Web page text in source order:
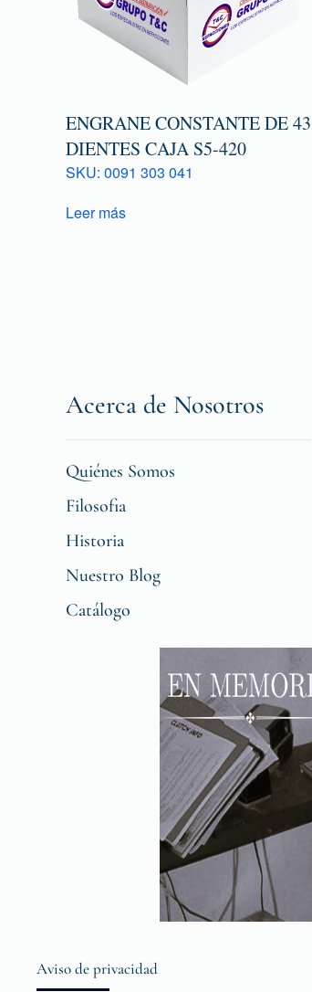
ENGRANE CONSTANTE DE 43
DIENTES CAJA S5-420
SKU: 0091 303 041
Leer más
Acerca de Nosotros
Quiénes Somos
Filosofia
Historia
Nuestro Blog
Catálogo
Aviso de privacidad